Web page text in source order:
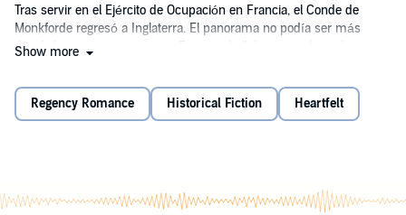
Tras servir en el Ejército de Ocupación en Francia, el Conde de
Monkforde regresó a Inglaterra. El panorama no podía ser más
desolador, pues su casa y su Finca se hallaban empobrecidas y sus
preocupada. Como única esperanza, ambos se dedicaron a buscar
en la casa, que un día fue un convento, algo que los antiguos
La Dama Barbara Cartland fue una de las novelistas británicas más
exitosas y conocidas y fue sin duda la más icónica, escribiendo 723
Show more
Regency Romance Historical Fiction Heartfelt